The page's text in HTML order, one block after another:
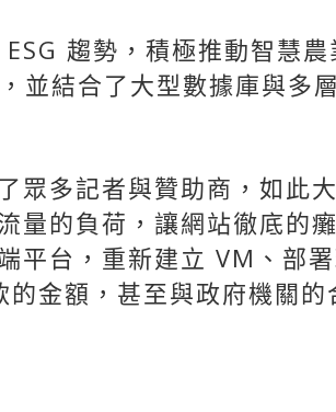
趨勢，積極推動智慧
並結合了大型數據庫與多
眾多記者與贊助商，如此
量的負荷，讓網站徹底的
平台，重新建立 VM、部
金額，甚至與政府機關